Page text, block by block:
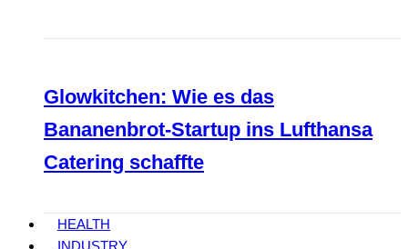
Glowkitchen: Wie es das
Bananenbrot-Startup ins Lufthansa
Catering schaffte
HEALTH
INDUSTRY